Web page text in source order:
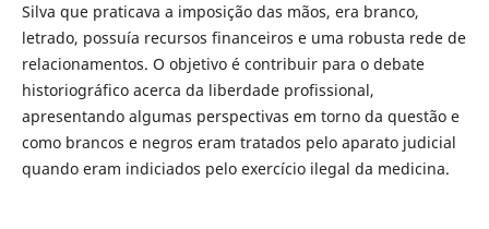
Silva que praticava a imposição das mãos, era branco,
letrado, possuía recursos financeiros e uma robusta rede de
relacionamentos. O objetivo é contribuir para o debate
historiográfico acerca da liberdade profissional,
apresentando algumas perspectivas em torno da questão e
como brancos e negros eram tratados pelo aparato judicial
quando eram indiciados pelo exercício ilegal da medicina.